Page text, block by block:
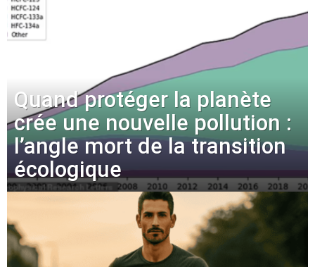
Quand protéger la planète
crée une nouvelle pollution :
l’angle mort de la transition
écologique